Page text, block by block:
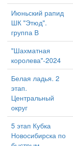
Июньский рапид
ШК "Этюд".
группа В
"Шахматная
королева"-2024
Белая ладья. 2
этап.
Центральный
округ
5 этап Кубка
Новосибирска по